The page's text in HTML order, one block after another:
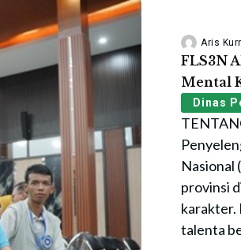
Aris
FLS3N
Mental
Dinas
Nasional
provinsi
karakter.
talenta